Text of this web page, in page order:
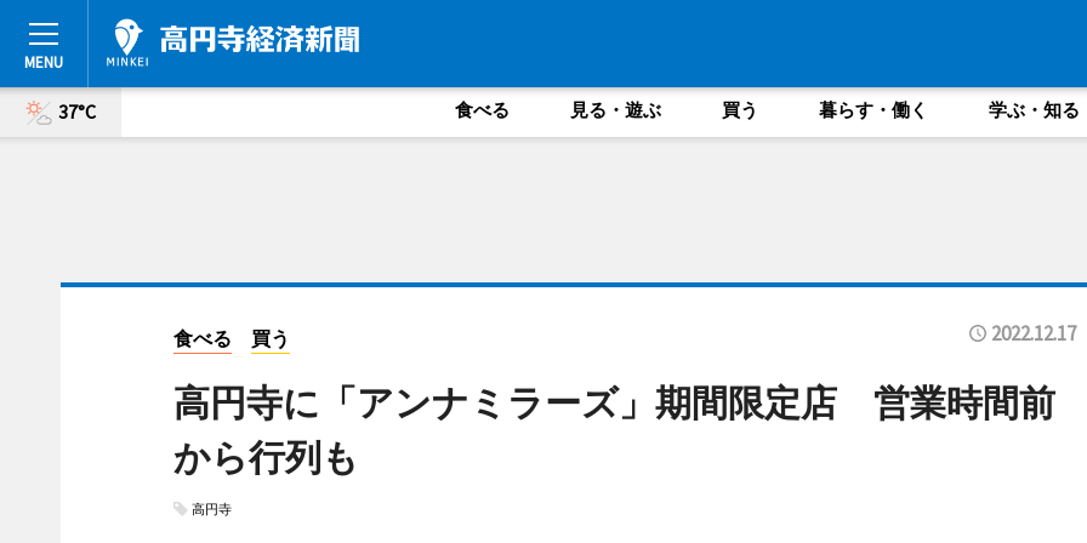
37°C 食べる 見る・遊ぶ 買う 暮らす・働く 学ぶ・知る
食べる 買う 2022.12.17
高円寺に「アンナミラーズ」期間限定店 営業時間前
から行列も
高円寺